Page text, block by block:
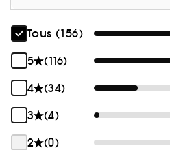
Tous (156)
5
(116)
4
(34)
3
(4)
2
(0)